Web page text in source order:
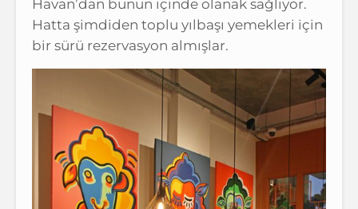
Havan’dan bunun içinde olanak sağlıyor.
Hatta şimdiden toplu yılbaşı yemekleri için
bir sürü rezervasyon almışlar.